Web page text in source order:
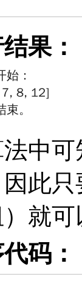
果：
可
此
就
码：